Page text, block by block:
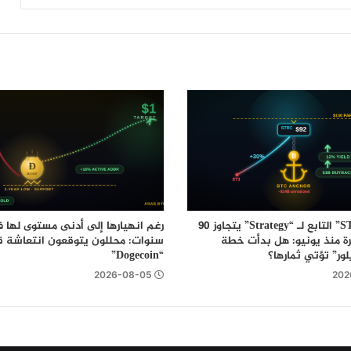
سهم “STRC” التابع لـ “Strategy” يتجاوز 90
منذ يونيو: هل بدأت خطة
تؤتي ثمارها؟
سنوات: محللون يتوقعون انتعاشة
“Dogecoin”
2026-08-05